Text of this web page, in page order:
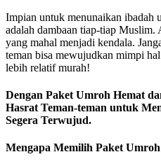
Impian untuk menunaikan ibadah
adalah dambaan tiap-tiap Muslim.
yang mahal menjadi kendala.
teman bisa mewujudkan mimpi
lebih relatif murah!
Dengan Paket Umroh Hemat
Hasrat Teman-teman untuk
Segera Terwujud.
Mengapa Memilih Paket